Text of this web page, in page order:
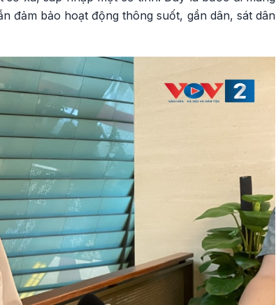
đảm bảo hoạt động thông suốt, gần dân, sát dân